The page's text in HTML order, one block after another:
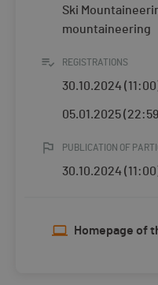
Ski
mountaineering
REGISTRATIONS
30.10.2024
05.01.2025
PUBLICATION OF
30.10.2024
Homepage of